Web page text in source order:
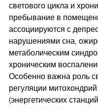
светового цикла и
пребывание в
ассоциируются с
нарушениями сна,
метаболическим
хроническим
Особенно важна роль
регуляции митохондрий
(энергетических